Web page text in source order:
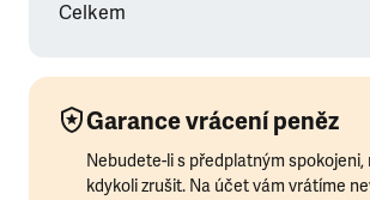
Celkem
Garance vrácení peněz
Nebudete-li s předplatným spokojeni,
kdykoli zrušit. Na účet vám vrátíme